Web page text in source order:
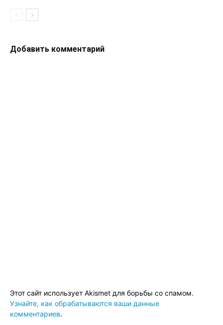
Добавить комментарий
Этот сайт использует Akismet для борьбы со спамом.
Узнайте, как обрабатываются ваши данные
комментариев.